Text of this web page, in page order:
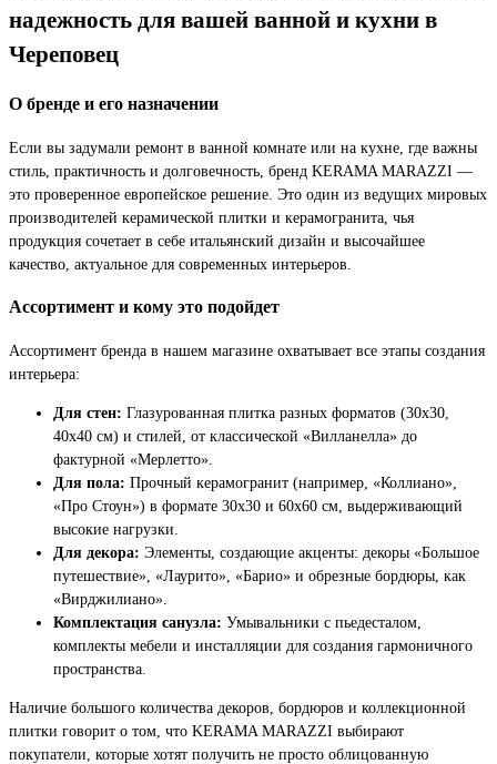
надежность для вашей ванной и кухни в
Череповец
О бренде и его назначении
Если вы задумали ремонт в ванной комнате или на кухне, где важны
стиль, практичность и долговечность, бренд KERAMA MARAZZI —
это проверенное европейское решение. Это один из ведущих мировых
производителей керамической плитки и керамогранита, чья
продукция сочетает в себе итальянский дизайн и высочайшее
качество, актуальное для современных интерьеров.
Ассортимент и кому это подойдет
Ассортимент бренда в нашем магазине охватывает все этапы создания
интерьера:
Для стен: Глазурованная плитка разных форматов (30x30,
40x40 см) и стилей, от классической «Вилланелла» до
фактурной «Мерлетто».
Для пола: Прочный керамогранит (например, «Коллиано»,
«Про Стоун») в формате 30x30 и 60x60 см, выдерживающий
высокие нагрузки.
Для декора: Элементы, создающие акценты: декоры «Большое
путешествие», «Лаурито», «Барио» и обрезные бордюры, как
«Вирджилиано».
Комплектация санузла: Умывальники с пьедесталом,
комплекты мебели и инсталляции для создания гармоничного
пространства.
Наличие большого количества декоров, бордюров и коллекционной
плитки говорит о том, что KERAMA MARAZZI выбирают
покупатели, которые хотят получить не просто облицованную